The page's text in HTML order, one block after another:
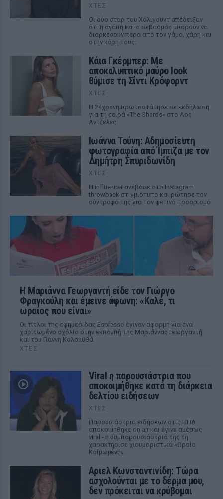
ΧΤΕΣ
Οι δύο σταρ του Χόλιγουντ απέδειξαν
ότι η αγάπη και ο σεβασμός μπορούν να
διαρκέσουν πέρα από τον γάμο, χάρη και
στην κόρη τους.
Κάια Γκέρμπερ: Με
αποκαλυπτικό μαύρο look
θύμισε τη Σίντι Κρόφορντ
ΧΤΕΣ
Η 24χρονη πρωτοστάτησε σε εκδήλωση
για τη σειρά «The Shards» στο Λος
Αντζελες
Ιωάννα Τούνη: Αδημοσίευτη
φωτογραφία από Ίμπιζα με τον
Δημήτρη Σπυριδωνίδη
ΧΤΕΣ
Η influencer ανέβασε στο Instagram
throwback στιγμιότυπο και ρώτησε τον
σύντροφό της για τον φετινό προορισμό
Η Μαριάννα Γεωργαντή είδε τον Γιώργο
Φραγκούλη και έμεινε άφωνη: «Καλέ, τι
ωραίος που είναι»
Οι τίτλοι της εφημερίδας Espresso έγιναν αφορμή για ένα
χαριτωμένο σχόλιο στην εκπομπή της Μαριάννας Γεωργαντή
και του Γιάννη Κολοκυθά
ΧΤΕΣ
Viral η παρουσιάστρια που
αποκοιμήθηκε κατά τη διάρκεια
δελτίου ειδήσεων
ΧΤΕΣ
Παρουσιάστρια ειδήσεων στις ΗΠΑ
αποκοιμήθηκε on air και έγινε αμέσως
viral - η συμπαρουσιάστριά της τη
χαρακτήρισε χιουμοριστικά «Ωραία
Κοιμωμένη».
Αριελ Κωνσταντινίδη: Τώρα
ασχολούνται με το δέρμα μου,
δεν πρόκειται να κρύβομαι